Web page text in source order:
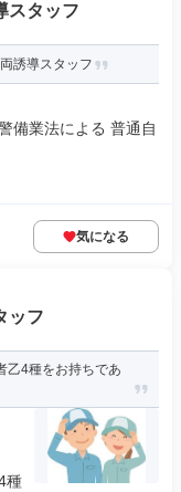
スタッフ
誘導スタッフ
備業法による 普通自
気になる
ッフ
乙4種をお持ちであ
種